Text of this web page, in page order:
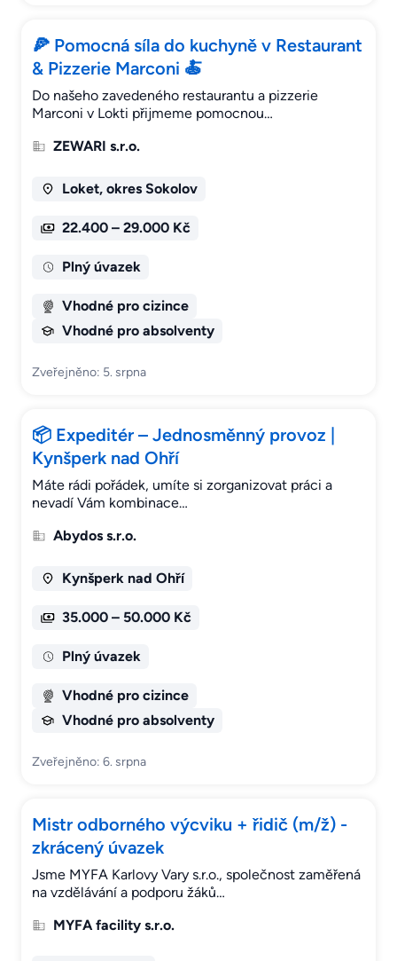
🍕 Pomocná síla do kuchyně v Restaurant
& Pizzerie Marconi 🍝
Do našeho zavedeného restaurantu a pizzerie
Marconi v Lokti přijmeme pomocnou…
ZEWARI s.r.o.
Loket, okres Sokolov
22.400 – 29.000 Kč
Plný úvazek
Vhodné pro cizince
Vhodné pro absolventy
Zveřejněno: 5. srpna
📦 Expeditér – Jednosměnný provoz |
Kynšperk nad Ohří
Máte rádi pořádek, umíte si zorganizovat práci a
nevadí Vám kombinace…
Abydos s.r.o.
Kynšperk nad Ohří
35.000 – 50.000 Kč
Plný úvazek
Vhodné pro cizince
Vhodné pro absolventy
Zveřejněno: 6. srpna
Mistr odborného výcviku + řidič (m/ž) -
zkrácený úvazek
Jsme MYFA Karlovy Vary s.r.o., společnost zaměřená
na vzdělávání a podporu žáků…
MYFA facility s.r.o.